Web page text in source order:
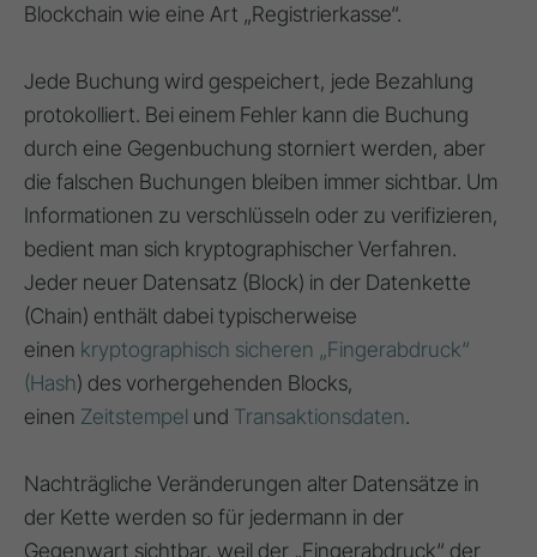
Blockchain wie eine Art „Registrierkasse“.
Jede Buchung wird gespeichert, jede Bezahlung
protokolliert. Bei einem Fehler kann die Buchung
durch eine Gegenbuchung storniert werden, aber
die falschen Buchungen bleiben immer sichtbar. Um
Informationen zu verschlüsseln oder zu verifizieren,
bedient man sich kryptographischer Verfahren.
Jeder neuer Datensatz (Block) in der Datenkette
(Chain) enthält dabei typischerweise
einen kryptographisch sicheren „Fingerabdruck“
(Hash) des vorhergehenden Blocks,
einen Zeitstempel und Transaktionsdaten.
Nachträgliche Veränderungen alter Datensätze in
der Kette werden so für jedermann in der
Gegenwart sichtbar, weil der „Fingerabdruck“ der